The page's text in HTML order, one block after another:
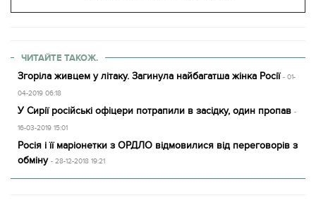
ЧИТАЙТЕ ТАКОЖ.
Згоріла живцем у літаку. Загинула найбагатша жінка Росії - 01-
04-2019 06:18
У Сирії російські офіцери потрапили в засідку, один пропав -
16-03-2019 15:01
Росія і її маріонетки з ОРДЛО відмовилися від переговорів з
обміну - 28-12-2018 19:21